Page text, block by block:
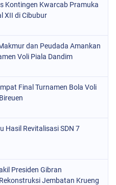
Kontingen Kwarcab Pramuka
XII di Cibubur
dan Peudada Amankan
Voli Piala Dandim
Final Turnamen Bola Voli
Hasil Revitalisasi SDN 7
Presiden Gibran
Jembatan Krueng